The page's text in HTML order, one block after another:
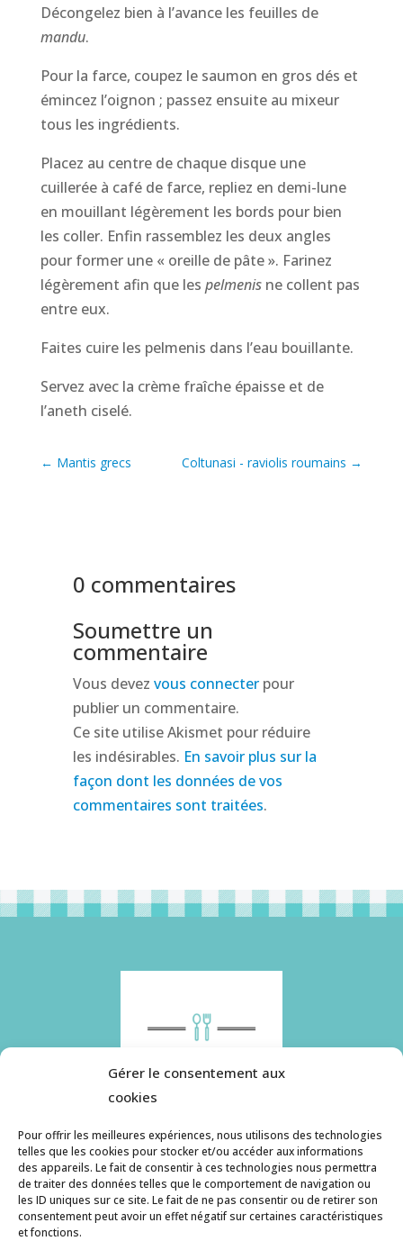
Gérer le consentement aux
cookies
Pour offrir les meilleures expériences, nous utilisons des technologies
telles que les cookies pour stocker et/ou accéder aux informations
des appareils. Le fait de consentir à ces technologies nous permettra
de traiter des données telles que le comportement de navigation ou
les ID uniques sur ce site. Le fait de ne pas consentir ou de retirer son
consentement peut avoir un effet négatif sur certaines caractéristiques
et fonctions.
Décongelez bien à l’avance les feuilles de
mandu.
Pour la farce, coupez le saumon en gros dés et
émincez l’oignon ; passez ensuite au mixeur
tous les ingrédients.
Placez au centre de chaque disque une
cuillerée à café de farce, repliez en demi-lune
en mouillant légèrement les bords pour bien
les coller. Enfin rassemblez les deux angles
pour former une « oreille de pâte ». Farinez
légèrement afin que les pelmenisne collent pas
entre eux.
Faites cuire les pelmenis dans l’eau bouillante.
Servez avec la crème fraîche épaisse et de
l’aneth ciselé.
← Mantis grecs Coltunasi - raviolis roumains →
0 commentaires
Soumettre un
commentaire
Vous devez vous connecterpour
publier un commentaire.
Ce site utilise Akismet pour réduire
les indésirables. En savoir plus sur la
façon dont les données de vos
commentaires sont traitées.
Histoire de pâtes utilise des cookies. Pour en
savoir plus, ainsi que sur la politique de
confidentialité, cliquez ici.